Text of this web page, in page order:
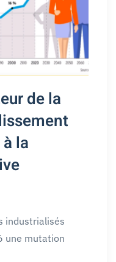
de la
la
industrialisés
une mutation